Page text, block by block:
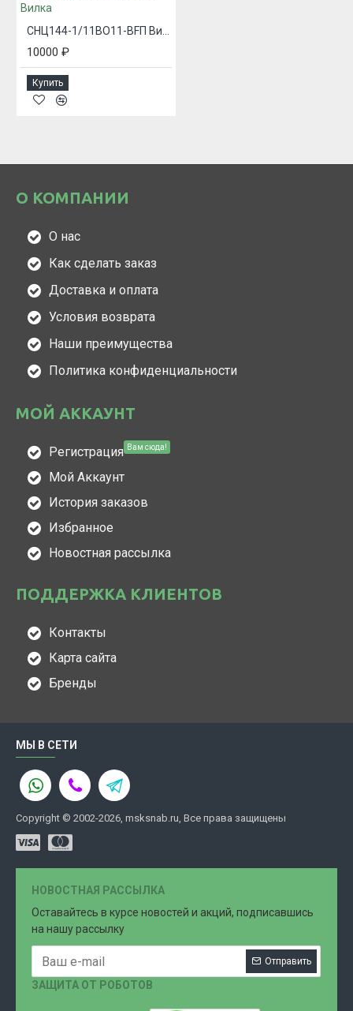
СНЦ144-1/11ВО11-BFП Вилка
10000 ₽
Купить
О КОМПАНИИ
О нас
Как сделать заказ
Доставка и оплата
Условия возврата
Наши преимущества
Политика конфиденциальности
МОЙ АККАУНТ
Регистрация Вам сюда!
Мой Аккаунт
История заказов
Избранное
Новостная рассылка
ПОДДЕРЖКА КЛИЕНТОВ
Контакты
Карта сайта
Бренды
МЫ В СЕТИ
Copyright © 2002-2026, msksnab.ru, Все права защищены
НОВОСТНАЯ РАССЫЛКА
Оставайтесь в курсе новостей и акций, подписавшись
на нашу рассылку
Отправить
ЗАЩИТА ОТ РОБОТОВ